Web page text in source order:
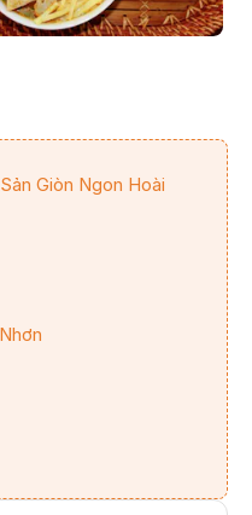
Giòn Ngon Hoài